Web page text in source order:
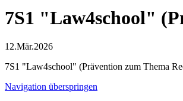
7S1 "Law4school"
12.Mär.2026
7S1 "Law4school" (Prävention zum Thema
Navigation überspringen